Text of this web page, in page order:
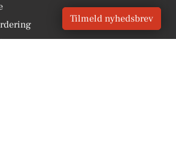
Tilmeld nyhedsbrev